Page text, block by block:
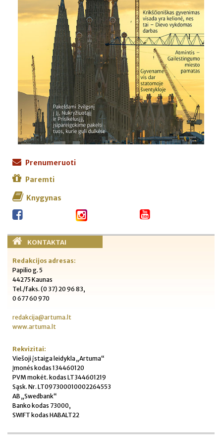
Prenumeruoti
Paremti
Knygynas
KONTAKTAI
Redakcijos adresas:
Papilio g. 5
44275 Kaunas
Tel./faks. (0 37) 20 96 83,
0 677 60 970
redakcija@artuma.lt
www.artuma.lt
Rekvizitai:
Viešoji įstaiga leidykla „Artuma“
Įmonės kodas 134460120
PVM mokėt. kodas LT344601219
Sąsk. Nr. LT097300010002264553
AB „Swedbank“
Banko kodas 73000,
SWIFT kodas HABALT22